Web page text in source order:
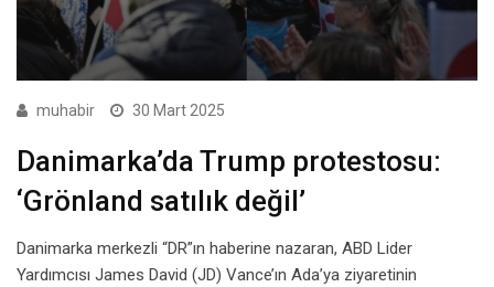
muhabir 30 Mart 2025
Danimarka’da Trump protestosu:
‘Grönland satılık değil’
Danimarka merkezli “DR”ın haberine nazaran, ABD Lider
Yardımcısı James David (JD) Vance’ın Ada’ya ziyaretinin